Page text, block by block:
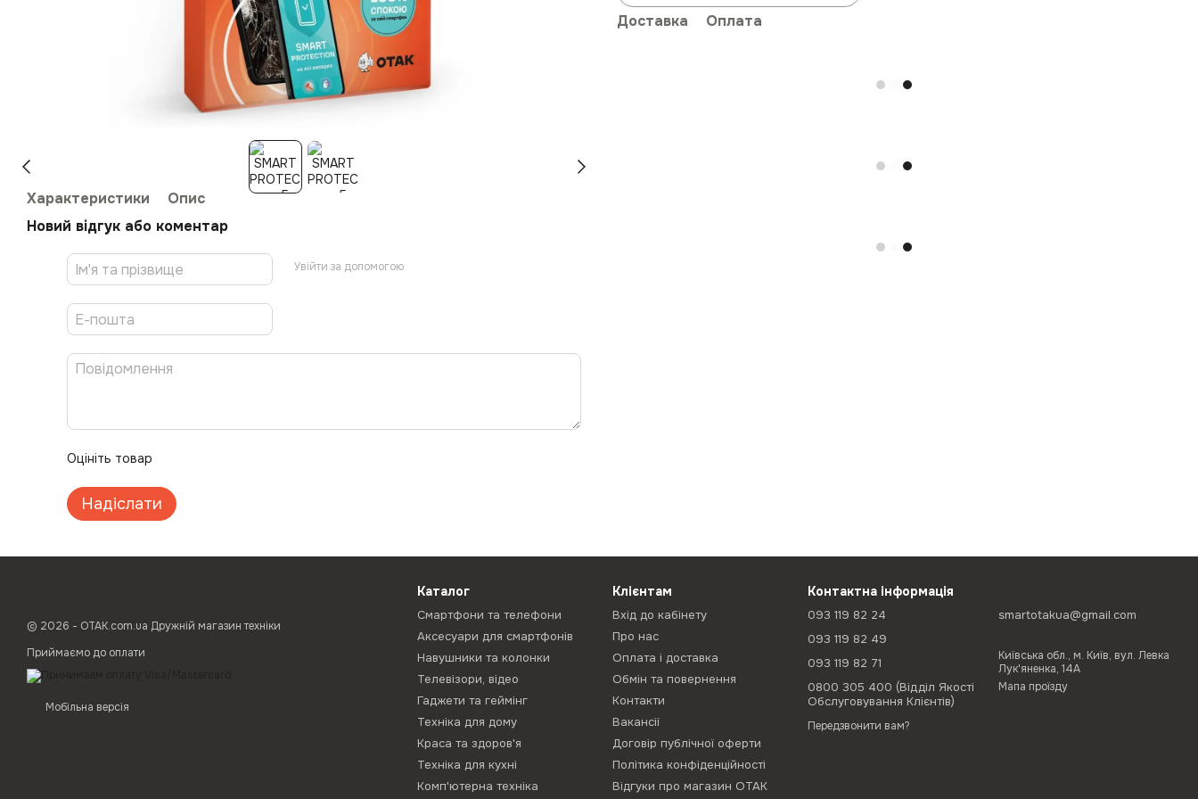
Характеристики
Опис
Новий відгук або коментар
Увійти за допомогою
Оцініть товар
Надіслати
Доставка Оплата
© 2026 - ОТАК.com.ua Дружній магазин техніки
Приймаємо до оплати
Мобільна версія
Каталог
Смартфони та телефони
Аксесуари для смартфонів
Навушники та колонки
Телевізори, відео
Гаджети та геймінг
Техніка для дому
Краса та здоров'я
Техніка для кухні
Комп'ютерна техніка
Клієнтам
Вхід до кабінету
Про нас
Оплата і доставка
Обмін та повернення
Контакти
Вакансії
Договір публічної оферти
Політика конфіденційності
Відгуки про магазин ОТАК
Контактна інформація
093 119 82 24
093 119 82 49
093 119 82 71
0800 305 400 (Відділ Якості
Обслуговування Клієнтів)
Передзвонити вам?
smartotakua@gmail.com
Київська обл., м. Київ, вул. Левка
Лук'яненка, 14А
Мапа проїзду